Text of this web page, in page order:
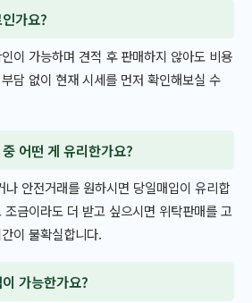
가요?
이 가능하며 견적 후 판매하지 않아도 비용
담 없이 현재 시세를 먼저 확인해보실 수
어떤 게 유리한가요?
나 안전거래를 원하시면 당일매입이 유리합
금이라도 더 받고 싶으시면 위탁판매를 고
이 불확실합니다.
가능한가요?